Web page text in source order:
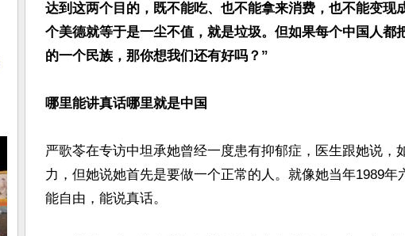
达到这两个目的，既不能吃、也不能拿来消费，也不能变现
个美德就等于是一尘不值，就是垃圾。但如果每个中国人都
的一个民族，那你想我们还有好吗？”
哪里能讲真话哪里就是中国
严歌苓在专访中坦承她曾经一度患有抑郁症，医生跟她说，
力，但她说她首先是要做一个正常的人。就像她当年1989
能自由，能说真话。